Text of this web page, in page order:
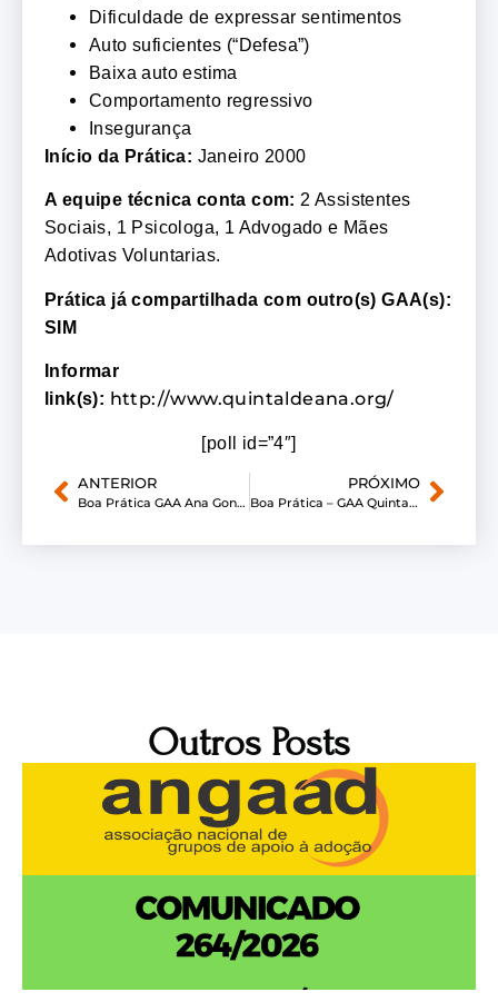
Dificuldade de expressar sentimentos
Auto suficientes (“Defesa”)
Baixa auto estima
Comportamento regressivo
Insegurança
Início da Prática: Janeiro 2000
A equipe técnica conta com: 2 Assistentes
Sociais, 1 Psicologa, 1 Advogado e Mães
Adotivas Voluntarias.
Prática já compartilhada com outro(s) GAA(s):
SIM
Informar
link(s): http://www.quintaldeana.org/
[poll id=”4″]
ANTERIOR
Boa Prática GAA Ana Gonzaga Bairro Peixoto
PRÓXIMO
Boa Prática – GAA Quintal de Ana (2)
Outros Posts